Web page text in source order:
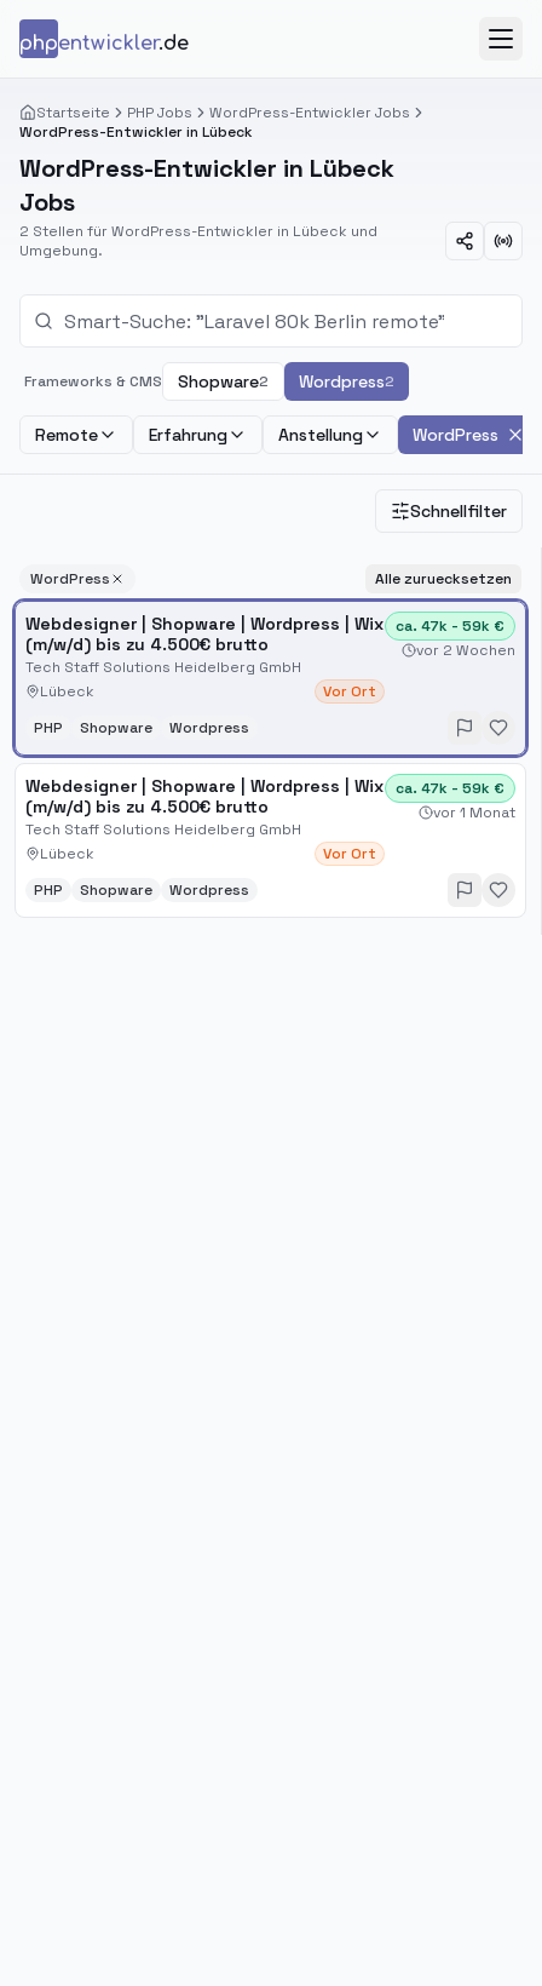
phpentwickler.de
Startseite PHP Jobs
WordPress-Entwickler Jobs
WordPress-Entwickler in Lübeck
WordPress-Entwickler in Lübeck
Jobs
2 Stellen für WordPress-Entwickler in Lübeck und
Umgebung.
Frameworks & CMS Shopware2 Wordpress2
Remote Erfahrung Anstellung WordPress
Schnellfilter
WordPress Alle zuruecksetzen
Webdesigner | Shopware | Wordpress | Wix
(m/w/d) bis zu 4.500€ brutto
Tech Staff Solutions Heidelberg GmbH
Lübeck
Vor Ort
ca. 47k - 59k €
vor 2 Wochen
PHP Shopware Wordpress
Webdesigner | Shopware | Wordpress | Wix
(m/w/d) bis zu 4.500€ brutto
Tech Staff Solutions Heidelberg GmbH
Lübeck
Vor Ort
ca. 47k - 59k €
vor 1 Monat
PHP Shopware Wordpress